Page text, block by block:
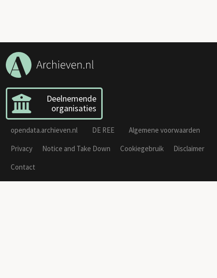
Deelnemende
organisaties
opendata.archieven.nl DE REE
Algemene voorwaarden
Privacy
Notice and Take Down Cookiegebruik
Disclaimer
Contact